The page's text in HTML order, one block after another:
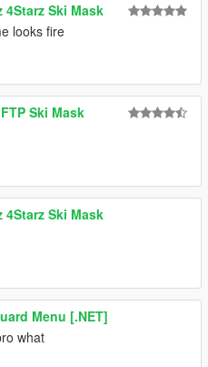
4Starz Ski Mask
looks fire
Ski Mask
4Starz Ski Mask
Menu [.NET]
what